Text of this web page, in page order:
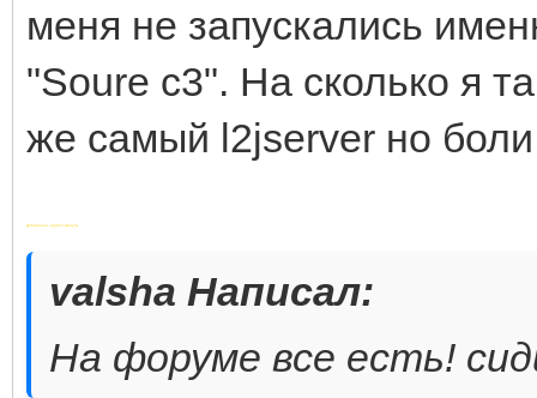
меня не запускались
"Soure c3". На сколько я
же самый l2jserver но
Добавлено через 2 минуты
valsha Написал:
На форуме все есть!